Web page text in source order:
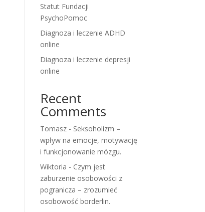
Statut Fundacji
PsychoPomoc
Diagnoza i leczenie ADHD
online
Diagnoza i leczenie depresji
online
Recent
Comments
Tomasz - Seksoholizm –
wpływ na emocje, motywację
i funkcjonowanie mózgu.
Wiktoria - Czym jest
zaburzenie osobowości z
pogranicza – zrozumieć
osobowość borderlin.